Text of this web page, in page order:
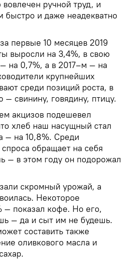
ручной труд, и
быстро и даже неадекватно
первые 10 месяцев 2019
выросли на 3,4%, в свою
на 0,7%, а в 2017–м — на
крупнейших
среди позиций роста, в
свинину, говядину, птицу.
акцизов подешевел
хлеб наш насущный стал
— на 10,8%. Среди
обращает на себя
— в этом году он подорожал
скромный урожай, а
Некоторое
показал кофе. Но его,
— да и сыт им не будешь.
составить также
оливкового масла и